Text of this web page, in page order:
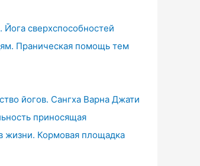
Йога сверхспособностей
Праническая помощь тем
йогов. Сангха Варна Джати
приносящая
жизни. Кормовая площадка